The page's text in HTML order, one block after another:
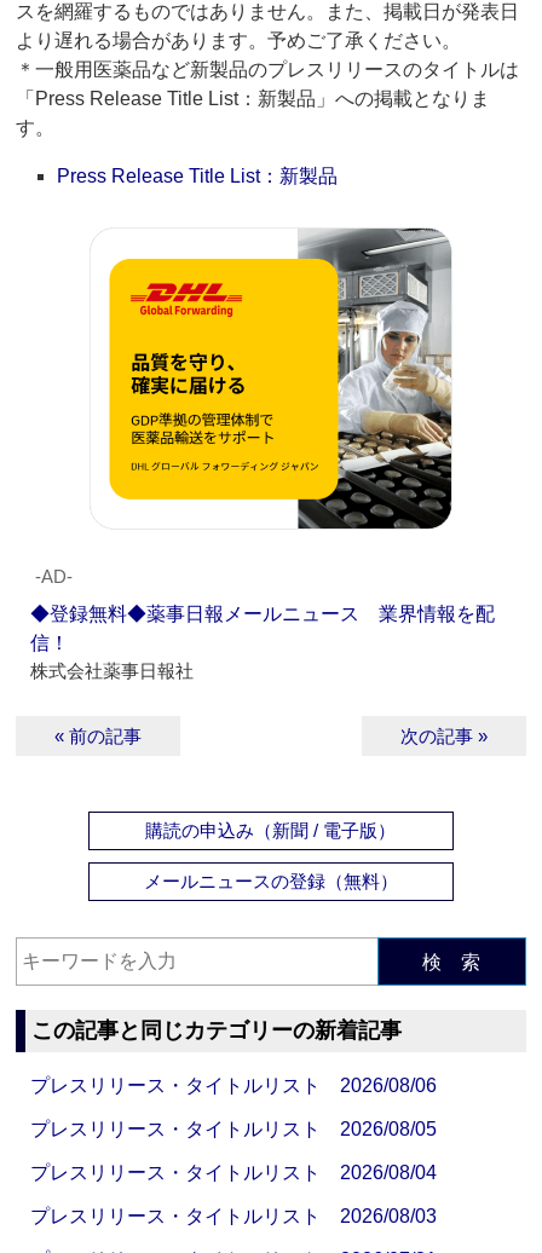
スを網羅するものではありません。また、掲載日が発表日
より遅れる場合があります。予めご了承ください。
＊一般用医薬品など新製品のプレスリリースのタイトルは
「Press Release Title List：新製品」への掲載となりま
す。
Press Release Title List：新製品
‐AD‐
◆登録無料◆薬事日報メールニュース 業界情報を配
信！
株式会社薬事日報社
« 前の記事 次の記事 »
購読の申込み（新聞 / 電子版）
メールニュースの登録（無料）
検 索
この記事と同じカテゴリーの新着記事
プレスリリース・タイトルリスト 2026/08/06
プレスリリース・タイトルリスト 2026/08/05
プレスリリース・タイトルリスト 2026/08/04
プレスリリース・タイトルリスト 2026/08/03